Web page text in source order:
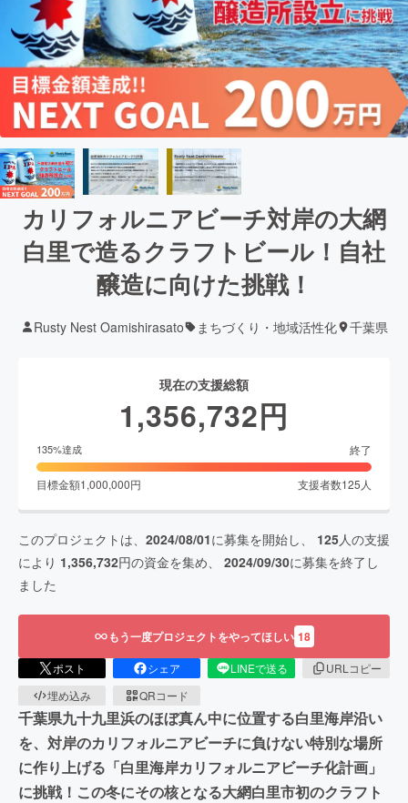
カリフォルニアビーチ対岸の大網
白里で造るクラフトビール！自社
醸造に向けた挑戦！
Rusty Nest Oamishirasato まちづくり・地域活性化 千葉県
現在の支援総額
1,356,732円
135%達成 終了
目標金額1,000,000円 支援者数125 人
このプロジェクトは、 2024/08/01に募集を開始し、 125人の支援
により 1,356,732円の資金を集め、 2024/09/30に募集を終了し
ました
もう一度プロジェクトをやってほしい 18
ポスト シェア LINEで送る
URLコピー
埋め込み
QRコード
千葉県九十九里浜のほぼ真ん中に位置する白里海岸沿い
を、対岸のカリフォルニアビーチに負けない特別な場所
に作り上げる「白里海岸カリフォルニアビーチ化計画」
に挑戦！この冬にその核となる大網白里市初のクラフト